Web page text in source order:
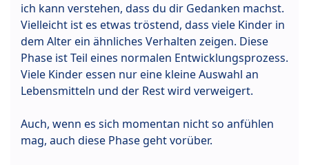
ich kann verstehen, dass du dir Gedanken machst.
Vielleicht ist es etwas tröstend, dass viele Kinder in
dem Alter ein ähnliches Verhalten zeigen. Diese
Phase ist Teil eines normalen Entwicklungsprozess.
Viele Kinder essen nur eine kleine Auswahl an
Lebensmitteln und der Rest wird verweigert.
Auch, wenn es sich momentan nicht so anfühlen
mag, auch diese Phase geht vorüber.